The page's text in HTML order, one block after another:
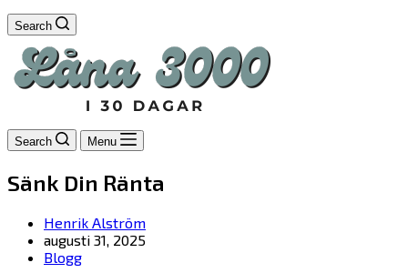
Search
Search Menu
Sänk Din Ränta
Henrik Alström
augusti 31, 2025
Blogg